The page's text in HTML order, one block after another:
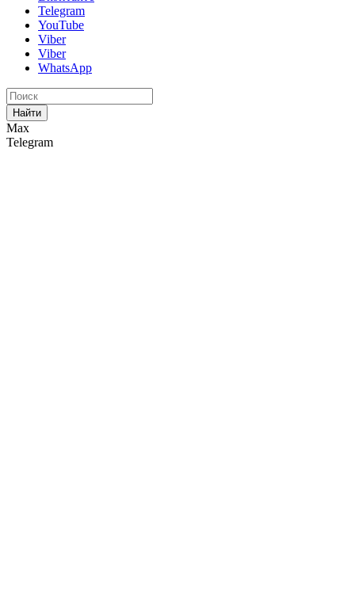
Telegram
YouTube
Viber
Viber
WhatsApp
Найти
Max
Telegram